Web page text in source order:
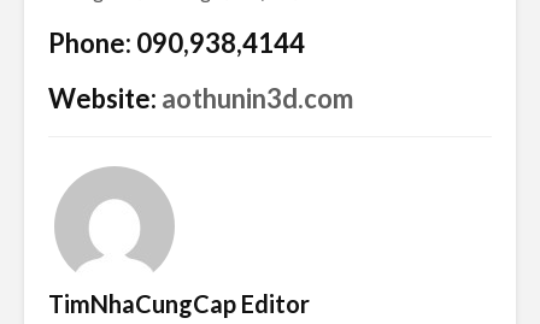
Phone: 090,938,4144
Website: aothunin3d.com
TimNhaCungCap Editor